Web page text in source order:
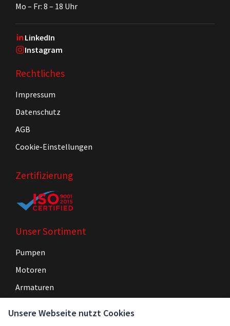
Mo – Fr: 8 – 18 Uhr
LinkedIn
Instagram
Rechtliches
Impressum
Datenschutz
AGB
Cookie-Einstellungen
Zertifizierung
Unser Sortiment
Pumpen
Motoren
Armaturen
Unsere Webseite nutzt Cookies